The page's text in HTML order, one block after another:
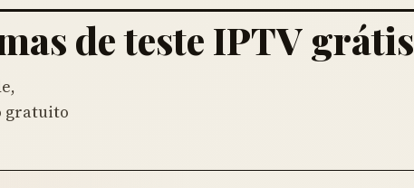
de teste IPTV grátis
gratuito